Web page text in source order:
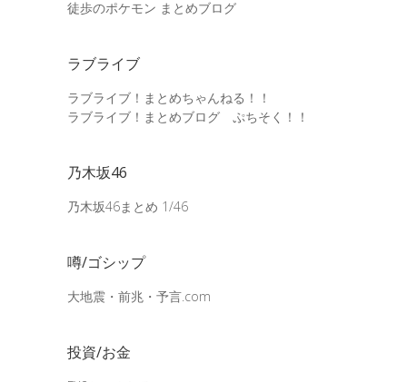
徒歩のポケモン まとめブログ
ラブライブ
ラブライブ！まとめちゃんねる！！
ラブライブ！まとめブログ ぷちそく！！
乃木坂46
乃木坂46まとめ 1/46
噂/ゴシップ
大地震・前兆・予言.com
投資/お金